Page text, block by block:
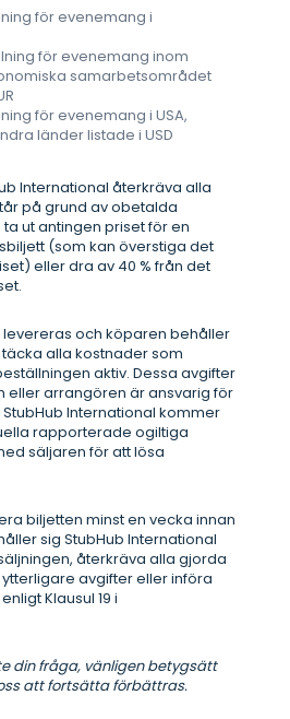
för evenemang i
för evenemang inom
samarbetsområdet
för evenemang i USA,
länder listade i USD
International återkräva alla
på grund av obetalda
ut antingen priset för en
(som kan överstiga det
eller dra av 40 % från det
och köparen behåller
alla kostnader som
aktiv. Dessa avgifter
eller arrangören är ansvarig för
International kommer
rapporterade ogiltiga
säljaren för att lösa
biljetten minst en vecka innan
sig StubHub International
återkräva alla gjorda
avgifter eller införa
Klausul 19 i
din fråga, vänligen betygsätt
att fortsätta förbättras.